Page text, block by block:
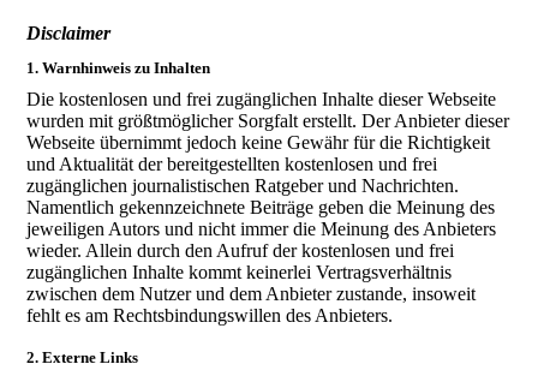
Disclaimer
1. Warnhinweis zu Inhalten
Die kostenlosen und frei zugänglichen Inhalte dieser Webseite
wurden mit größtmöglicher Sorgfalt erstellt. Der Anbieter dieser
Webseite übernimmt jedoch keine Gewähr für die Richtigkeit
und Aktualität der bereitgestellten kostenlosen und frei
zugänglichen journalistischen Ratgeber und Nachrichten.
Namentlich gekennzeichnete Beiträge geben die Meinung des
jeweiligen Autors und nicht immer die Meinung des Anbieters
wieder. Allein durch den Aufruf der kostenlosen und frei
zugänglichen Inhalte kommt keinerlei Vertragsverhältnis
zwischen dem Nutzer und dem Anbieter zustande, insoweit
fehlt es am Rechtsbindungswillen des Anbieters.
2. Externe Links